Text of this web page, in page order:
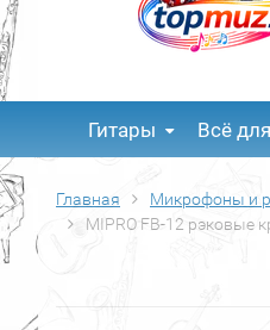
Гитары Всё
Главная Микрофоны и
MIPRO FB-12 рэковые